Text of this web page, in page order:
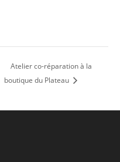
Atelier co-réparation à la
boutique du Plateau